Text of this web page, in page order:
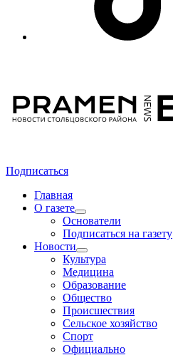
Подписаться
Главная
О газете
Основатели
Подписаться на газету
Новости
Культура
Медицина
Образование
Общество
Происшествия
Сельское хозяйство
Спорт
Официально